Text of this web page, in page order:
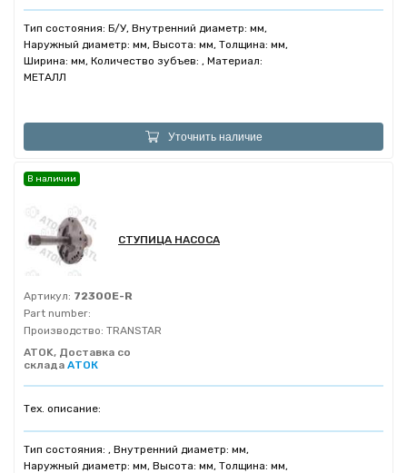
Тип состояния: Б/У, Внутренний диаметр: мм,
Наружный диаметр: мм, Высота: мм, Толщина: мм,
Ширина: мм, Количество зубъев: , Материал:
МЕТАЛЛ
Уточнить наличие
СТУПИЦА НАСОСА
Артикул: 72300E-R
Part number:
Производство: TRANSTAR
ATOK, Доставка со
склада АТОК
Тех. описание:
Тип состояния: , Внутренний диаметр: мм,
Наружный диаметр: мм, Высота: мм, Толщина: мм,
В наличии